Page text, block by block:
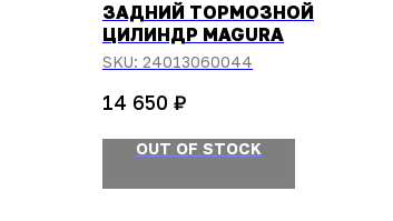
ЗАДНИЙ ТОРМОЗНОЙ
ЦИЛИНДР MAGURA
SKU: 24013060044
14 650 ₽
OUT OF STOCK